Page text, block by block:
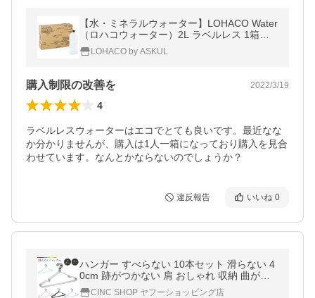
【水・ミネラルウォーター】LOHACO Water
（ロハコウォーター）2L ラベルレス 1箱（5
本入）（イチオシ） オリジナル
LOHACO by ASKUL
購入制限の改善を 2022/3/19
4
ラベルレスウォーターはエコでとても良いです。最近なな
か分かりませんが、購入は1人一箱になっており購入を見合
わせています。なんとかならないのでしょうか？
違反報告 いいね 0
ハンガー すべらない 10本セット 滑らない 4
0cm 跡がつかない 肩 おしゃれ 収納 曲がら
ない さびにくい
CINC SHOP ヤフーショッピング店